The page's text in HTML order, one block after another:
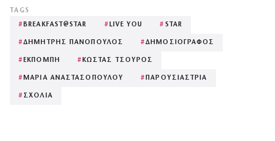
TAGS
# BREAKFAST@STAR # LIVE YOU # STAR
#ΔΗΜΗΤΡΗΣ ΠΑΝΟΠΟΥΛΟΣ #ΔΗΜΟΣΙΟΓΡΑΦΟΣ
# ΕΚΠΟΜΠΗ # ΚΩΣΤΑΣ ΤΣΟΥΡΟΣ
# ΜΑΡΙΑ ΑΝΑΣΤΑΣΟΠΟΥΛΟΥ # ΠΑΡΟΥΣΙΑΣΤΡΙΑ
# ΣΧΟΛΙΑ